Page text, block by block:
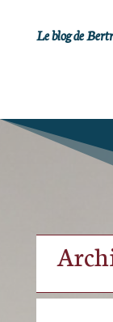
Le blog de